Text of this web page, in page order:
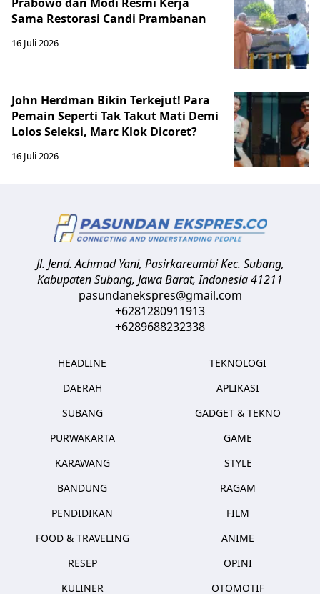
Sama Restorasi Candi Prambanan
16 Juli 2026
John Herdman Bikin Terkejut! Para
Pemain Seperti Tak Takut Mati Demi
Lolos Seleksi, Marc Klok Dicoret?
16 Juli 2026
Jl. Jend. Achmad Yani, Pasirkareumbi Kec. Subang,
Kabupaten Subang, Jawa Barat,Indonesia41211
pasundanekspres@gmail.com
+6281280911913
+6289688232338
HEADLINE
DAERAH
SUBANG
PURWAKARTA
KARAWANG
BANDUNG
PENDIDIKAN
FOOD & TRAVELING
RESEP
KULINER
TEKNOLOGI
APLIKASI
GADGET & TEKNO
GAME
STYLE
RAGAM
FILM
ANIME
OPINI
OTOMOTIF